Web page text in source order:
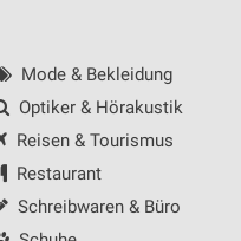
Mode & Bekleidung
Optiker & Hörakustik
Reisen & Tourismus
Restaurant
Schreibwaren & Büro